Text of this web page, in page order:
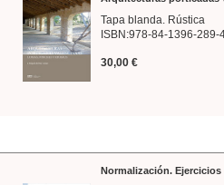
Tapa blanda. Rústica
ISBN:978-84-1396-289-
30,00 €
Normalización.